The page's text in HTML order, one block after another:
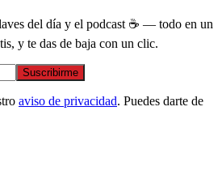
del día y el podcast ☕ — todo en un
y te das de baja con un clic.
Suscribirme
aviso de privacidad. Puedes darte de